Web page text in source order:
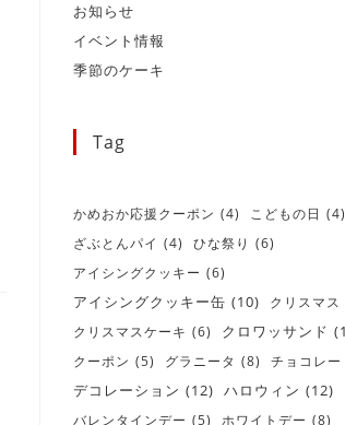
お知らせ
イベント情報
季節のケーキ
Tag
かめおか応援クーポン (4) こどもの日 (4)
ざぶとんパイ (4) ひな祭り (6)
アイシングクッキー (6)
アイシングクッキー缶 (10) クリスマス
クリスマスケーキ (6) クロワッサンド
クーポン (5) グラニータ (8) チョコレー
デコレーション (12) ハロウィン (12)
バレンタインデー (5) ホワイトデー (8)